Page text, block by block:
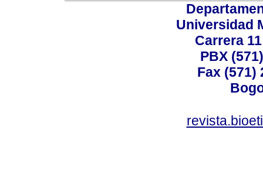
Universidad
Carrera
PBX
Fax (571)